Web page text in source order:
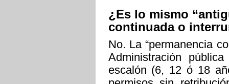
¿Es lo mismo
continuada o
No. La “permanencia
Administración
escalón (6, 12 ó 18